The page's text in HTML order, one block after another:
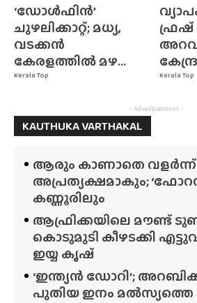
Kerala Top
‘ഡോൾഫിൻ’
ചുഴലിക്കാറ്റ്; മധ്യ,
വടക്കൻ
കേരളത്തിൽ മഴ...
Kerala Top
ഫ്രഷ്
- Advertisement -
KAUTHUKA VARTHAKAL
ആരും കാണാതെ വളർന്ന്
അപ്രത്യക്ഷമാകും;
കണ്ണൂരിലും
ആഫ്രിക്കയിലെ മൗണ്ട്
കൊടുമുടി കീഴടക്കി
ഇയ്യ കൃഷ്
‘ഇന്ത്യൻ ഡോറി’;
പുതിയ ഇനം മൽസ്യത്തെ